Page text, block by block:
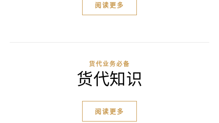
阅读更多
货代业务必备
货代知识
阅读更多